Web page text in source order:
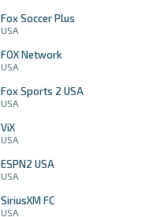
Fox Soccer Plus
USA
FOX Network
USA
Fox Sports 2 USA
USA
ViX
USA
ESPN2 USA
USA
SiriusXM FC
USA